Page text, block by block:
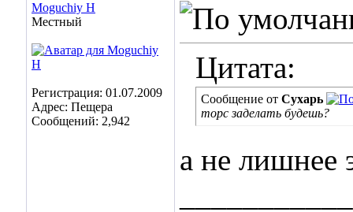
Moguchiy H
Местный
Регистрация: 01.07.2009
Адрес: Пещера
Сообщений: 2,942
Цитата:
Сообщение от Сухарь
торс заделать будешь?
а не лишнее